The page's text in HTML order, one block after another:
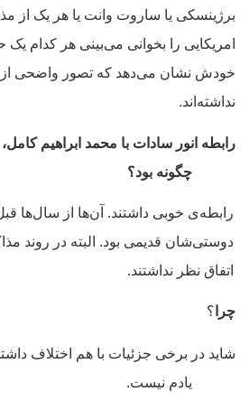
برژینسکی یا ساروت وانت یا هر یک از
امریکایی را بخوانی می‌بینی هر کدام
خودش نشان می‌دهد که تصور واضحی
نداشته‌اند.
رابطه‌ انور سادات با محمد ابراهیم
چگونه بود؟
رابطه‌ی خوبی داشتند. آن‌ها از سال‌ها
دوستی‌شان قدیمی بود. البته در روند
اتفاق نظر نداشتند.
چرا ؟
شاید در برخی جزئیات با هم اختلاف
یادم نیست.